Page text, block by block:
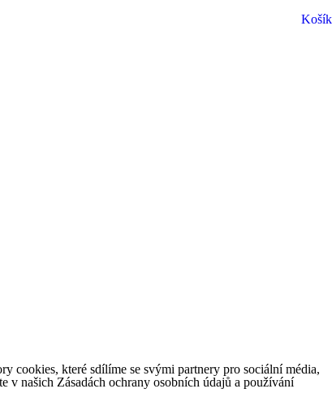
Košík
cookies, které sdílíme se svými partnery pro sociální média,
v našich Zásadách ochrany osobních údajů a používání